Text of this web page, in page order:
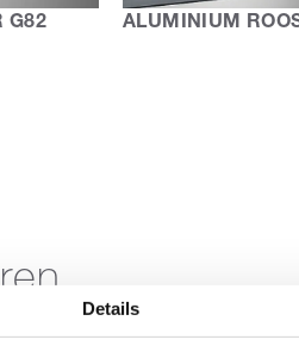
Details
G82 ALUMINIUM